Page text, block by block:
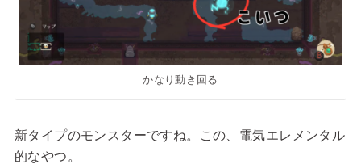
かなり動き回る
新タイプのモンスターですね。この、電気エレメンタル
的なやつ。